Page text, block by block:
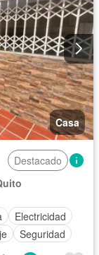
Casa
Destacado
Electricidad
Seguridad